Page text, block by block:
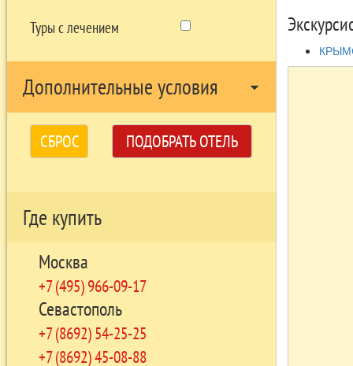
Туры с лечением
Дополнительные условия arrow_drop_down
СБРОС ПОДОБРАТЬ ОТЕЛЬ
Где купить
Москва
+7 (495) 966-09-17
Севастополь
+7 (8692) 54-25-25
+7 (8692) 45-08-88